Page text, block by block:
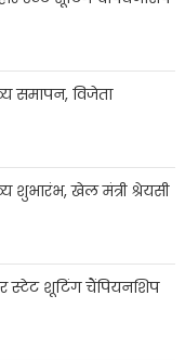
समापन, विजेता
शुभारंभ, खेल मंत्री श्रेयसी
स्टेट शूटिंग चैंपियनशिप